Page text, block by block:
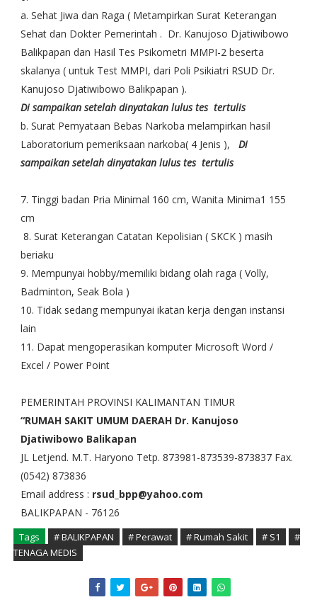
a. Sehat Jiwa dan Raga ( Metampirkan Surat Keterangan
Sehat dan Dokter Pemerintah . Dr. Kanujoso Djatiwibowo
Balikpapan dan Hasil Tes Psikometri MMPI-2 beserta
skalanya ( untuk Test MMPI, dari Poli Psikiatri RSUD Dr.
Kanujoso Djatiwibowo Balikpapan ).
Di sampaikan setelah dinyatakan lulus tes tertulis
b. Surat Pemyataan Bebas Narkoba melampirkan hasil
Laboratorium pemeriksaan narkoba( 4 Jenis ), Di
sampaikan setelah dinyatakan lulus tes tertulis
7. Tinggi badan Pria Minimal 160 cm, Wanita Minima1 155
cm
8. Surat Keterangan Catatan Kepolisian ( SKCK ) masih
beriaku
9. Mempunyai hobby/memiliki bidang olah raga ( Volly,
Badminton, Seak Bola )
10. Tidak sedang mempunyai ikatan kerja dengan instansi
lain
11. Dapat mengoperasikan komputer Microsoft Word /
Excel / Power Point
PEMERINTAH PROVINSI KALIMANTAN TIMUR
“RUMAH SAKIT UMUM DAERAH Dr. Kanujoso
Djatiwibowo Balikapan
JL Letjend. M.T. Haryono Tetp. 873981-873539-873837 Fax.
(0542) 873836
Email address : rsud_bpp@yahoo.com
BALIKPAPAN - 76126
Tags # BALIKPAPAN # Perawat # Rumah Sakit # S1
#
TENAGA MEDIS